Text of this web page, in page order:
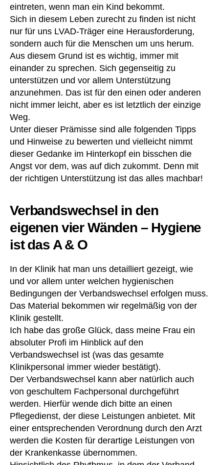
eintreten, wenn man ein Kind bekommt.
Sich in diesem Leben zurecht zu finden ist nicht
nur für uns LVAD-Träger eine Herausforderung,
sondern auch für die Menschen um uns herum.
Aus diesem Grund ist es wichtig, immer mit
einander zu sprechen. Sich gegenseitig zu
unterstützen und vor allem Unterstützung
anzunehmen. Das ist für den einen oder anderen
nicht immer leicht, aber es ist letztlich der einzige
Weg.
Unter dieser Prämisse sind alle folgenden Tipps
und Hinweise zu bewerten und vielleicht nimmt
dieser Gedanke im Hinterkopf ein bisschen die
Angst vor dem, was auf dich zukommt. Denn mit
der richtigen Unterstützung ist das alles machbar!
Verbandswechsel in den
eigenen vier Wänden – Hygiene
ist das A & O
In der Klinik hat man uns detailliert gezeigt, wie
und vor allem unter welchen hygienischen
Bedingungen der Verbandswechsel erfolgen muss.
Das Material bekommen wir regelmäßig von der
Klinik gestellt.
Ich habe das große Glück, dass meine Frau ein
absoluter Profi im Hinblick auf den
Verbandswechsel ist (was das gesamte
Klinikpersonal immer wieder bestätigt).
Der Verbandswechsel kann aber natürlich auch
von geschultem Fachpersonal durchgeführt
werden. Hierfür wende dich bitte an einen
Pflegedienst, der diese Leistungen anbietet. Mit
einer entsprechenden Verordnung durch den Arzt
werden die Kosten für derartige Leistungen von
der Krankenkasse übernommen.